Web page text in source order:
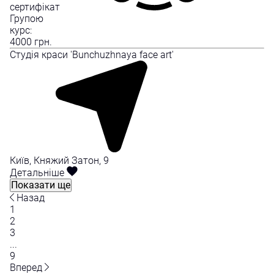
сертифікат
Групою
курс:
4000 грн.
Студія краси 'Bunchuzhnaya face art'
Київ, Княжий Затон, 9
Детальніше
Показати ще
Назад
1
2
3
...
9
Вперед